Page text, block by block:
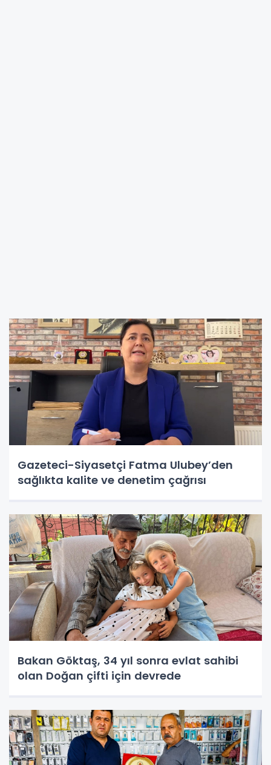
Gazeteci-Siyasetçi Fatma Ulubey’den
sağlıkta kalite ve denetim çağrısı
Bakan Göktaş, 34 yıl sonra evlat sahibi
olan Doğan çifti için devrede